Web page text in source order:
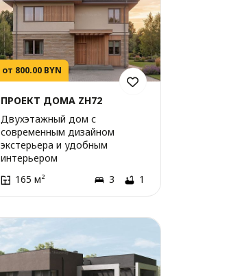
от 800.00 BYN
ПРОЕКТ ДОМА ZH72
Двухэтажный дом с
современным дизайном
экстерьера и удобным
интерьером
165 м²
3 1